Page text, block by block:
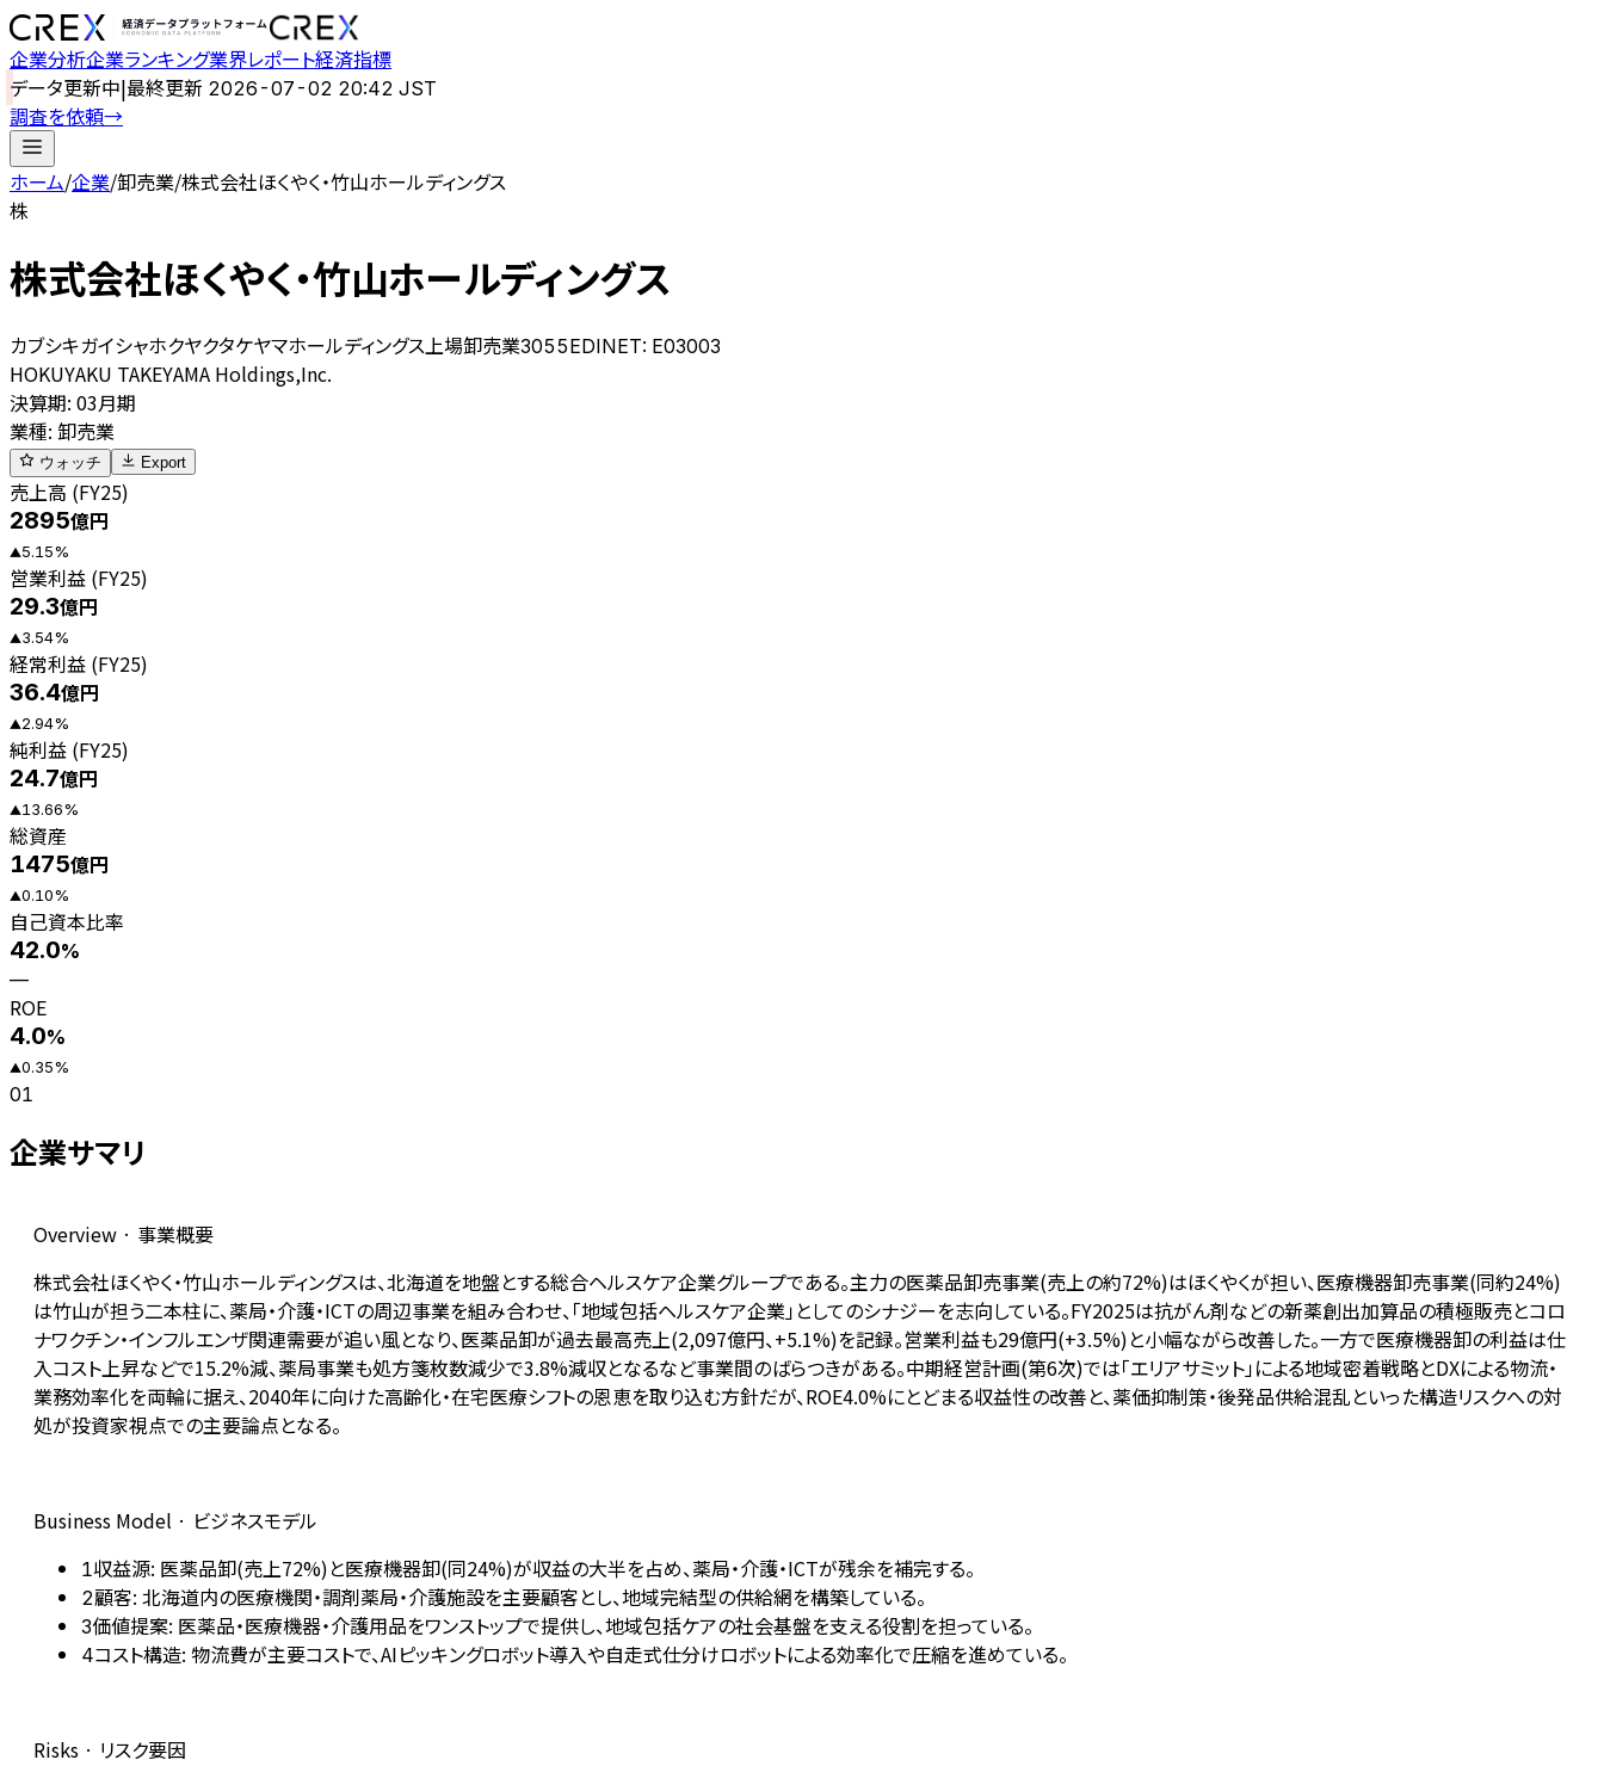
企業分析企業ランキング業界レポート経済指標
データ更新中|最終更新 2026-07-02 20:42 JST
調査を依頼→
ホーム/企業/卸売業/株式会社ほくやく・竹山ホールディングス
株
株式会社ほくやく・竹山ホールディングス
カブシキガイシャホクヤクタケヤマホールディングス 上場卸売業3055EDINET: E03003
HOKUYAKU TAKEYAMA Holdings,Inc.
決算期: 03月期
業種: 卸売業
ウォッチ Export
売上高 (FY25)
2895億円
▲5.15%
営業利益 (FY25)
29.3億円
▲3.54%
経常利益 (FY25)
36.4億円
▲2.94%
純利益 (FY25)
24.7億円
▲13.66%
総資産
1475億円
▲0.10%
自己資本比率
42.0%
—
ROE
4.0%
▲0.35%
01
企業サマリ
Overview · 事業概要
株式会社ほくやく・竹山ホールディングスは、北海道を地盤とする総合ヘルスケア企業グループである。主力の医薬品卸売事業(売上の約72%)はほくやくが担い、医療機器卸売事業(同約24%)
は竹山が担う二本柱に、薬局・介護・ICTの周辺事業を組み合わせ、「地域包括ヘルスケア企業」としてのシナジーを志向している。FY2025は抗がん剤などの新薬創出加算品の積極販売とコロ
ナワクチン・インフルエンザ関連需要が追い風となり、医薬品卸が過去最高売上(2,097億円、+5.1%)を記録。営業利益も29億円(+3.5%)と小幅ながら改善した。一方で医療機器卸の利益は仕
入コスト上昇などで15.2%減、薬局事業も処方箋枚数減少で3.8%減収となるなど事業間のばらつきがある。中期経営計画(第6次)では「エリアサミット」による地域密着戦略とDXによる物流・
業務効率化を両輪に据え、2040年に向けた高齢化・在宅医療シフトの恩恵を取り込む方針だが、ROE4.0%にとどまる収益性の改善と、薬価抑制策・後発品供給混乱といった構造リスクへの対
処が投資家視点での主要論点となる。
Business Model · ビジネスモデル
1収益源: 医薬品卸(売上72%)と医療機器卸(同24%)が収益の大半を占め、薬局・介護・ICTが残余を補完する。
2顧客: 北海道内の医療機関・調剤薬局・介護施設を主要顧客とし、地域完結型の供給網を構築している。
3価値提案: 医薬品・医療機器・介護用品をワンストップで提供し、地域包括ケアの社会基盤を支える役割を担っている。
4コスト構造: 物流費が主要コストで、AIピッキングロボット導入や自走式仕分けロボットによる効率化で圧縮を進めている。
Risks · リスク要因